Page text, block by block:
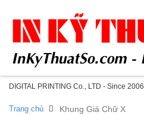
DIGITAL PRINTING Co., LTD - Since 2006
Trang chủ Khung Giá Chữ X